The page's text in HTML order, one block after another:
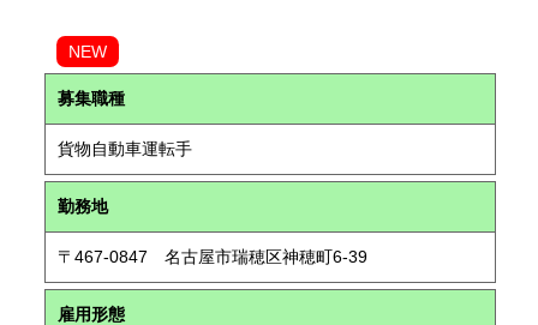
NEW
募集職種
貨物自動車運転手
勤務地
〒467-0847 名古屋市瑞穂区神穂町6-39
雇用形態